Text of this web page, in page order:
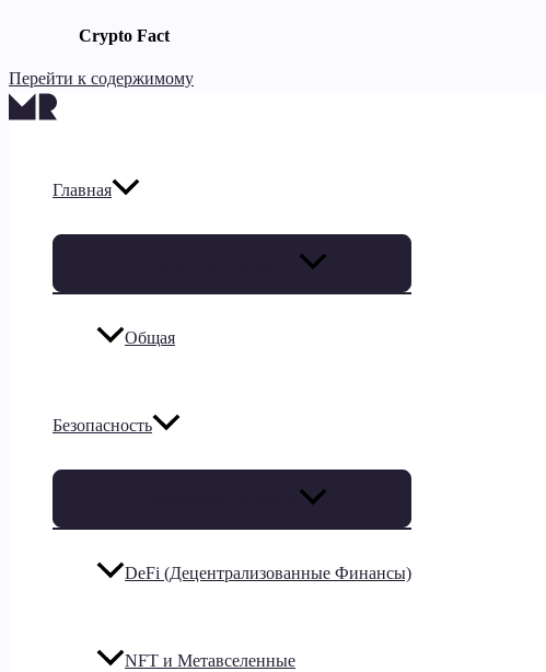
Crypto Fact
Перейти к содержимому
Главная
Общая
Безопасность
DeFi (Децентрализованные Финансы)
NFT и Метавселенные